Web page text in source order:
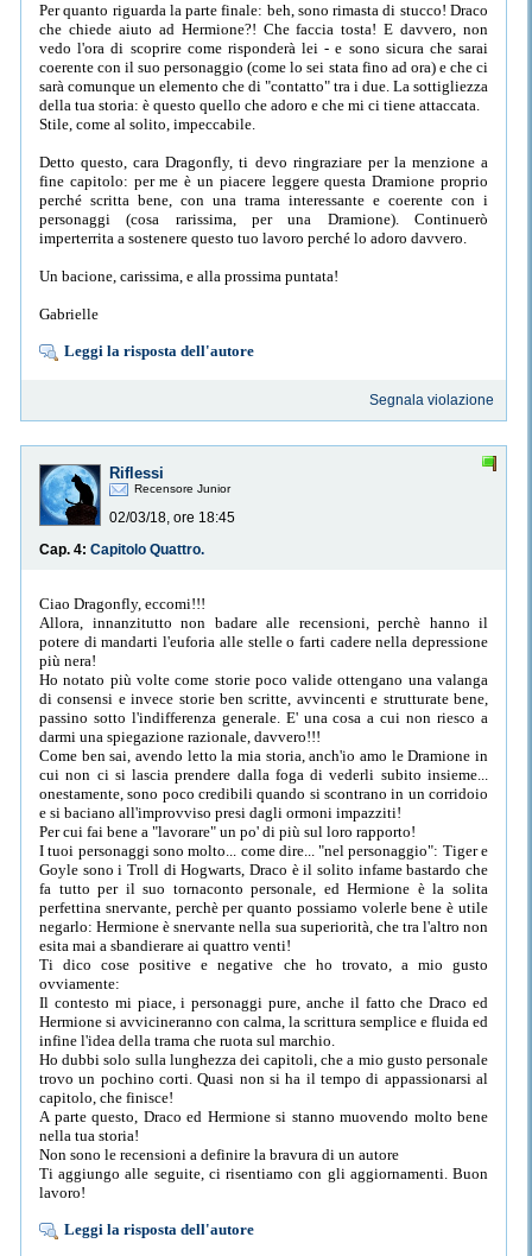
Per quanto riguarda la parte finale: beh, sono rimasta di stucco! Draco
che chiede aiuto ad Hermione?! Che faccia tosta! E davvero, non
vedo l'ora di scoprire come risponderà lei - e sono sicura che sarai
coerente con il suo personaggio (come lo sei stata fino ad ora) e che ci
sarà comunque un elemento che di "contatto" tra i due. La sottigliezza
della tua storia: è questo quello che adoro e che mi ci tiene attaccata.
Stile, come al solito, impeccabile.
Detto questo, cara Dragonfly, ti devo ringraziare per la menzione a
fine capitolo: per me è un piacere leggere questa Dramione proprio
perché scritta bene, con una trama interessante e coerente con i
personaggi (cosa rarissima, per una Dramione). Continuerò
imperterrita a sostenere questo tuo lavoro perché lo adoro davvero.
Un bacione, carissima, e alla prossima puntata!
Gabrielle
Leggi la risposta dell'autore
Segnala violazione
Riflessi
Recensore Junior
02/03/18, ore 18:45
Cap. 4: Capitolo Quattro.
Ciao Dragonfly, eccomi!!!
Allora, innanzitutto non badare alle recensioni, perchè hanno il
potere di mandarti l'euforia alle stelle o farti cadere nella depressione
più nera!
Ho notato più volte come storie poco valide ottengano una valanga
di consensi e invece storie ben scritte, avvincenti e strutturate bene,
passino sotto l'indifferenza generale. E' una cosa a cui non riesco a
darmi una spiegazione razionale, davvero!!!
Come ben sai, avendo letto la mia storia, anch'io amo le Dramione in
cui non ci si lascia prendere dalla foga di vederli subito insieme...
onestamente, sono poco credibili quando si scontrano in un corridoio
e si baciano all'improvviso presi dagli ormoni impazziti!
Per cui fai bene a "lavorare" un po' di più sul loro rapporto!
I tuoi personaggi sono molto... come dire... "nel personaggio": Tiger e
Goyle sono i Troll di Hogwarts, Draco è il solito infame bastardo che
fa tutto per il suo tornaconto personale, ed Hermione è la solita
perfettina snervante, perchè per quanto possiamo volerle bene è utile
negarlo: Hermione è snervante nella sua superiorità, che tra l'altro non
esita mai a sbandierare ai quattro venti!
Ti dico cose positive e negative che ho trovato, a mio gusto
ovviamente:
Il contesto mi piace, i personaggi pure, anche il fatto che Draco ed
Hermione si avvicineranno con calma, la scrittura semplice e fluida ed
infine l'idea della trama che ruota sul marchio.
Ho dubbi solo sulla lunghezza dei capitoli, che a mio gusto personale
trovo un pochino corti. Quasi non si ha il tempo di appassionarsi al
capitolo, che finisce!
A parte questo, Draco ed Hermione si stanno muovendo molto bene
nella tua storia!
Non sono le recensioni a definire la bravura di un autore
Ti aggiungo alle seguite, ci risentiamo con gli aggiornamenti. Buon
lavoro!
Leggi la risposta dell'autore